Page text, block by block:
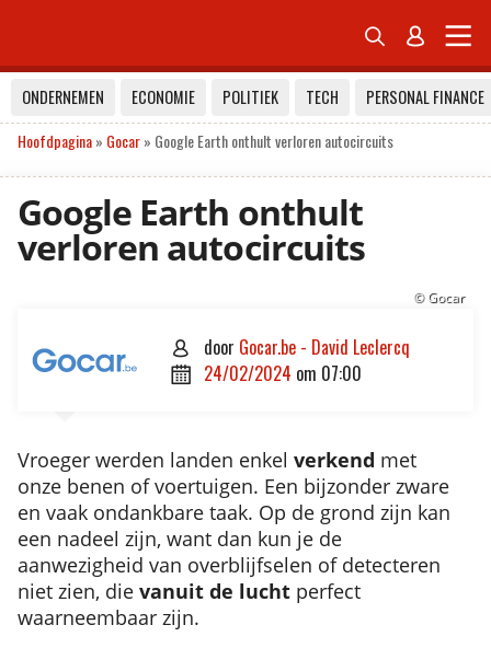
 
ONDERNEMEN ECONOMIE POLITIEK TECH
PERSONAL FINANCE
Hoofdpagina» Gocar» Google Earth onthult verloren autocircuits
Google Earth onthult
verloren autocircuits
© Gocar
 door Gocar.be - David Leclercq
 24/02/2024 om 07:00
Vroeger werden landen enkel verkend met
onze benen of voertuigen. Een bijzonder zware
en vaak ondankbare taak. Op de grond zijn kan
een nadeel zijn, want dan kun je de
aanwezigheid van overblijfselen of detecteren
niet zien, die vanuit de lucht perfect
waarneembaar zijn.